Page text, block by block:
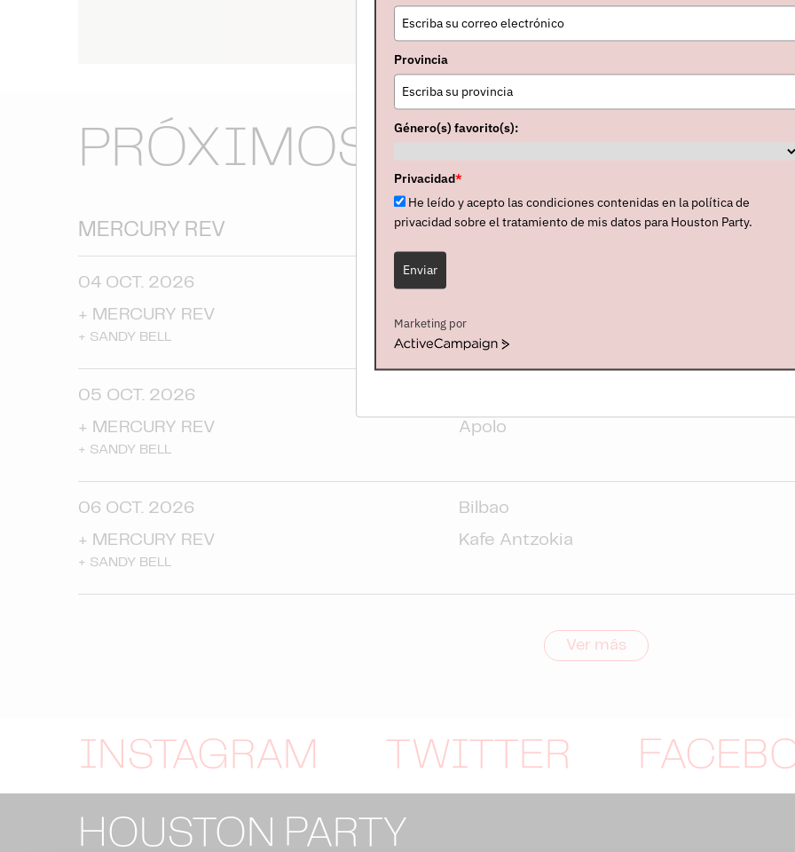
PRÓXIMOS CONCIERTOS
MERCURY REV
04 OCT. 2026
+ MERCURY REV
+ SANDY BELL
05 OCT. 2026
+ MERCURY REV
+ SANDY BELL
Apolo
06 OCT. 2026
+ MERCURY REV
+ SANDY BELL
Bilbao
Kafe Antzokia
Ver más
INSTAGRAM TWITTER
HOUSTON PARTY
Provincia
Género(s) favorito(s):
Privacidad*
He leído y acepto las condiciones contenidas en la política de
privacidad sobre el tratamiento de mis datos para Houston Party.
Enviar
Marketing por
ActiveCampaign